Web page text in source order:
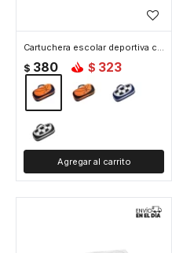
Cartuchera escolar deportiva con compartimentos - Basket Azul
$ 380 $ 323